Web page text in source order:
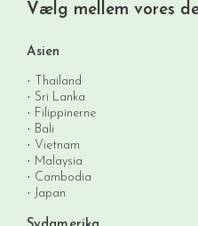
Vælg mellem vores
Asien
Thailand
Sri Lanka
Filippinerne
Bali
Vietnam
Malaysia
Cambodia
Japan